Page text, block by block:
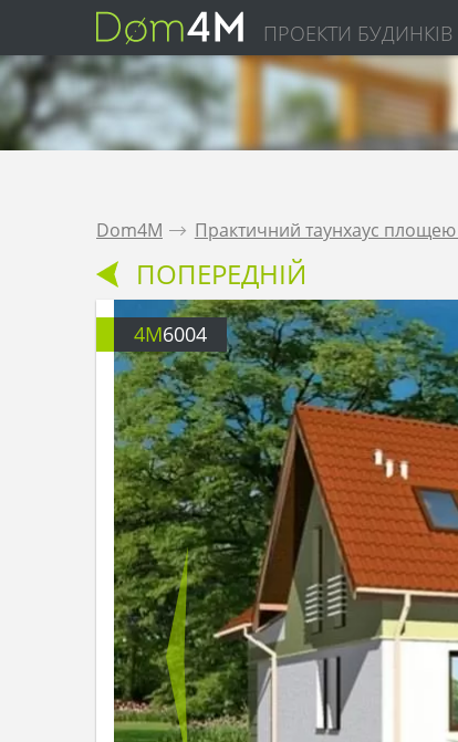
ПРОЕКТИ БУДИНКІВ
Dom4M . Практичний таунхаус площею
ПОПЕРЕДНІЙ
4M6004